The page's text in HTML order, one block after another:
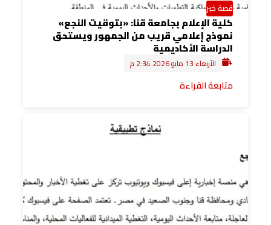
قصة خبر
كلية الإعلام بجامعة قنا: «بتوقيت النجع»
نموذج إعلامي قريب من الجمهور ويستحق
الدراسة الأكاديمية
الأربعاء 13 مايو 2026 2:34 م
متابعة القراءة